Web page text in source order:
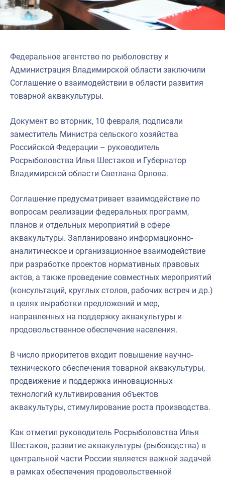
Федеральное агентство по рыболовству и
Администрация Владимирской области заключили
Соглашение о взаимодействии в области развития
товарной аквакультуры.
Документ во вторник, 10 февраля, подписали
заместитель Министра сельского хозяйства
Российской Федерации – руководитель
Росрыболовства Илья Шестаков и Губернатор
Владимирской области Светлана Орлова.
Соглашение предусматривает взаимодействие по
вопросам реализации федеральных программ,
планов и отдельных мероприятий в сфере
аквакультуры. Запланировано информационно-
аналитическое и организационное взаимодействие
при разработке проектов нормативных правовых
актов, а также проведение совместных мероприятий
(консультаций, круглых столов, рабочих встреч и др.)
в целях выработки предложений и мер,
направленных на поддержку аквакультуры и
продовольственное обеспечение населения.
В число приоритетов входит повышение научно-
технического обеспечения товарной аквакультуры,
продвижение и поддержка инновационных
технологий культивирования объектов
аквакультуры, стимулирование роста производства.
Как отметил руководитель Росрыболовства Илья
Шестаков, развитие аквакультуры (рыбоводства) в
центральной части России является важной задачей
в рамках обеспечения продовольственной